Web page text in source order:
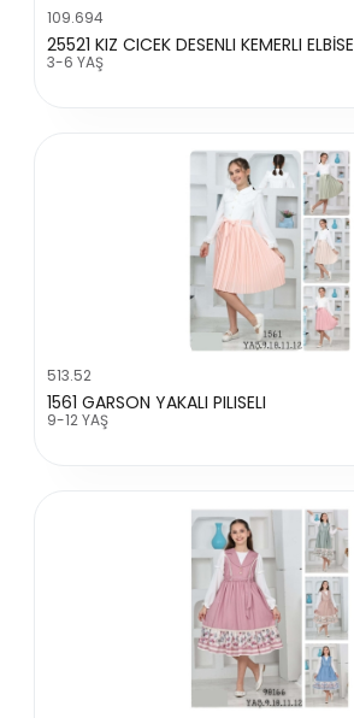
109.694
25521 KIZ CICEK DESENLI KEMERLI ELBİSE
3-6 YAŞ
513.52
1561 GARSON YAKALI PILISELI
9-12 YAŞ